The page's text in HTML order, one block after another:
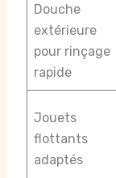
Douche
extérieure
pour rinçage
rapide
Jouets
flottants
adaptés